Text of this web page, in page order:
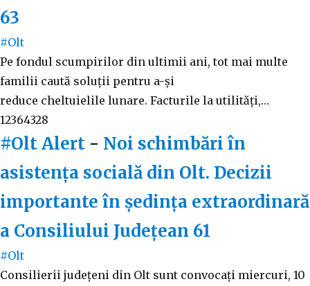
63
#Olt
Pe fondul scumpirilor din ultimii ani, tot mai multe
familii caută soluții pentru a-și
reduce cheltuielile lunare. Facturile la utilități,…
12364328
#Olt Alert - Noi schimbări în
asistența socială din Olt. Decizii
importante în ședința extraordinară
a Consiliului Județean 61
#Olt
Consilierii județeni din Olt sunt convocați miercuri, 10